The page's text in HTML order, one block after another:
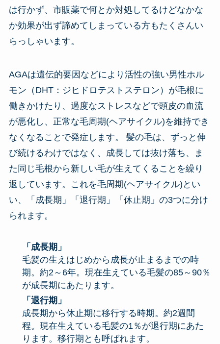
は行かず、市販薬で何とか対処してるけどなかな
か効果が出ず諦めてしまっている方もたくさんい
らっしゃいます。
AGAは遺伝的要因などにより活性の強い男性ホル
モン（DHT：ジヒドロテストステロン）が毛根に
働きかけたり、過度なストレスなどで頭皮の血流
が悪化し、正常な毛周期(ヘアサイクル)を維持でき
なくなることで発症します。 髪の毛は、ずっと伸
び続けるわけではなく、成長しては抜け落ち、ま
た同じ毛根から新しい毛が生えてくることを繰り
返しています。これを毛周期(ヘアサイクル)とい
い、「成長期」「退行期」「休止期」の3つに分け
られます。
「成長期」
毛髪の生えはじめから成長が止まるまでの時
期。約2～6年。現在生えている毛髪の85～90％
が成長期にあたります。
「退行期」
成長期から休止期に移行する時期。約2週間
程。現在生えている毛髪の1％が退行期にあた
ります。移行期とも呼ばれます。